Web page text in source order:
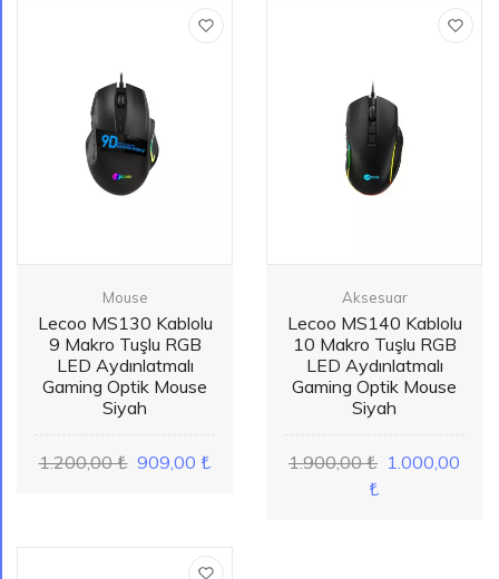
Mouse
Lecoo MS130 Kablolu
9 Makro Tuşlu RGB
LED Aydınlatmalı
Gaming Optik Mouse
Siyah
1.200,00 ₺ 909,00 ₺
Aksesuar
Lecoo MS140 Kablolu
10 Makro Tuşlu RGB
LED Aydınlatmalı
Gaming Optik Mouse
Siyah
1.900,00 ₺ 1.000,00
₺